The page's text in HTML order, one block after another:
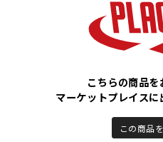
こちらの商品
マーケットプレイス
この商品